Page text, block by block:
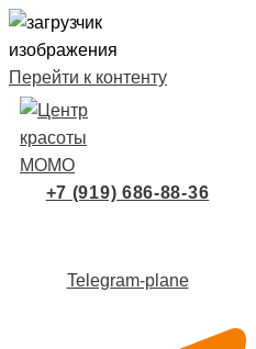
Перейти к контенту
+7 (919) 686-88-36
Telegram-plane